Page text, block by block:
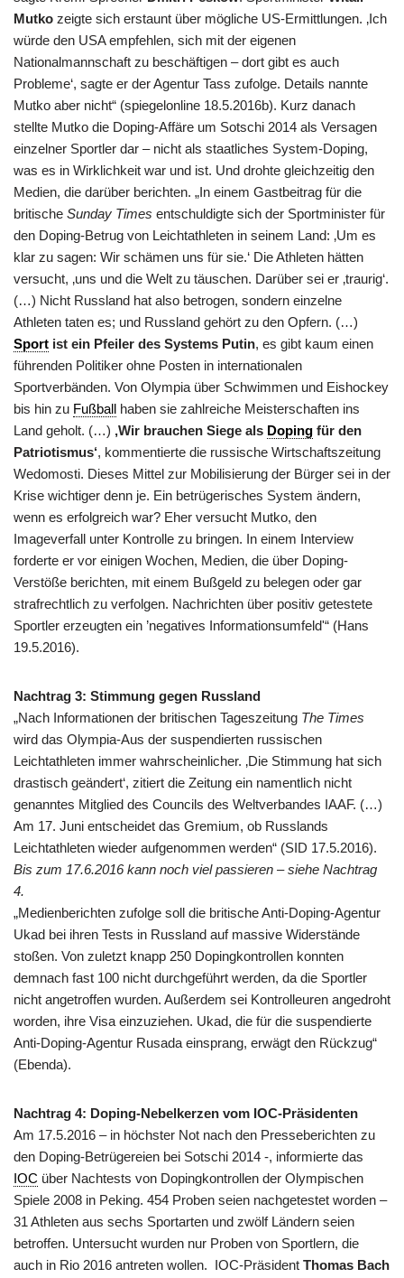
Mutko zeigte sich erstaunt über mögliche US-Ermittlungen. ‚Ich
würde den USA empfehlen, sich mit der eigenen
Nationalmannschaft zu beschäftigen – dort gibt es auch
Probleme‘, sagte er der Agentur Tass zufolge. Details nannte
Mutko aber nicht“ (spiegelonline 18.5.2016b). Kurz danach
stellte Mutko die Doping-Affäre um Sotschi 2014 als Versagen
einzelner Sportler dar – nicht als staatliches System-Doping,
was es in Wirklichkeit war und ist. Und drohte gleichzeitig den
Medien, die darüber berichten. „In einem Gastbeitrag für die
britische Sunday Times entschuldigte sich der Sportminister für
den Doping-Betrug von Leichtathleten in seinem Land: ‚Um es
klar zu sagen: Wir schämen uns für sie.‘ Die Athleten hätten
versucht, ‚uns und die Welt zu täuschen. Darüber sei er ‚traurig‘.
(…) Nicht Russland hat also betrogen, sondern einzelne
Athleten taten es; und Russland gehört zu den Opfern. (…)
Sport ist ein Pfeiler des Systems Putin, es gibt kaum einen
führenden Politiker ohne Posten in internationalen
Sportverbänden. Von Olympia über Schwimmen und Eishockey
bis hin zu Fußball haben sie zahlreiche Meisterschaften ins
Land geholt. (…) ‚Wir brauchen Siege als Doping für den
Patriotismus‘, kommentierte die russische Wirtschaftszeitung
Wedomosti. Dieses Mittel zur Mobilisierung der Bürger sei in der
Krise wichtiger denn je. Ein betrügerisches System ändern,
wenn es erfolgreich war? Eher versucht Mutko, den
Imageverfall unter Kontrolle zu bringen. In einem Interview
forderte er vor einigen Wochen, Medien, die über Doping-
Verstöße berichten, mit einem Bußgeld zu belegen oder gar
strafrechtlich zu verfolgen. Nachrichten über positiv getestete
Sportler erzeugten ein ’negatives Informationsumfeld'“ (Hans
19.5.2016).
Nachtrag 3: Stimmung gegen Russland
„Nach Informationen der britischen Tageszeitung The Times
wird das Olympia-Aus der suspendierten russischen
Leichtathleten immer wahrscheinlicher. ‚Die Stimmung hat sich
drastisch geändert‘, zitiert die Zeitung ein namentlich nicht
genanntes Mitglied des Councils des Weltverbandes IAAF. (…)
Am 17. Juni entscheidet das Gremium, ob Russlands
Leichtathleten wieder aufgenommen werden“ (SID 17.5.2016).
Bis zum 17.6.2016 kann noch viel passieren – siehe Nachtrag
4.
„Medienberichten zufolge soll die britische Anti-Doping-Agentur
Ukad bei ihren Tests in Russland auf massive Widerstände
stoßen. Von zuletzt knapp 250 Dopingkontrollen konnten
demnach fast 100 nicht durchgeführt werden, da die Sportler
nicht angetroffen wurden. Außerdem sei Kontrolleuren angedroht
worden, ihre Visa einzuziehen. Ukad, die für die suspendierte
Anti-Doping-Agentur Rusada einsprang, erwägt den Rückzug“
(Ebenda).
Nachtrag 4: Doping-Nebelkerzen vom IOC-Präsidenten
Am 17.5.2016 – in höchster Not nach den Presseberichten zu
den Doping-Betrügereien bei Sotschi 2014 -, informierte das
IOC über Nachtests von Dopingkontrollen der Olympischen
Spiele 2008 in Peking. 454 Proben seien nachgetestet worden –
31 Athleten aus sechs Sportarten und zwölf Ländern seien
betroffen. Untersucht wurden nur Proben von Sportlern, die
auch in Rio 2016 antreten wollen. IOC-Präsident Thomas Bach